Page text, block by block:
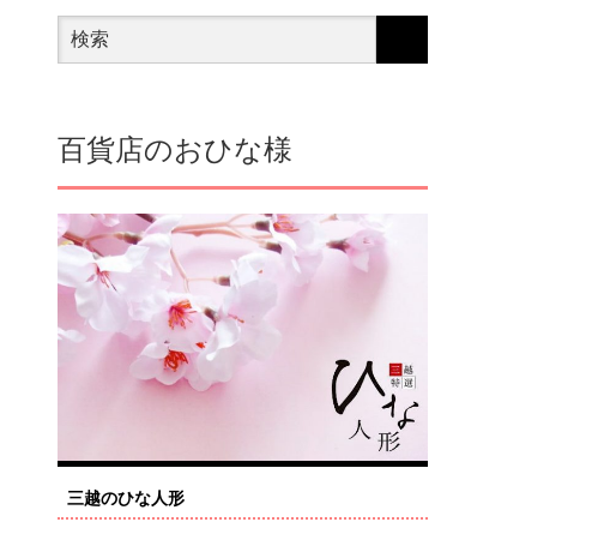
百貨店のおひな様
三越のひな人形